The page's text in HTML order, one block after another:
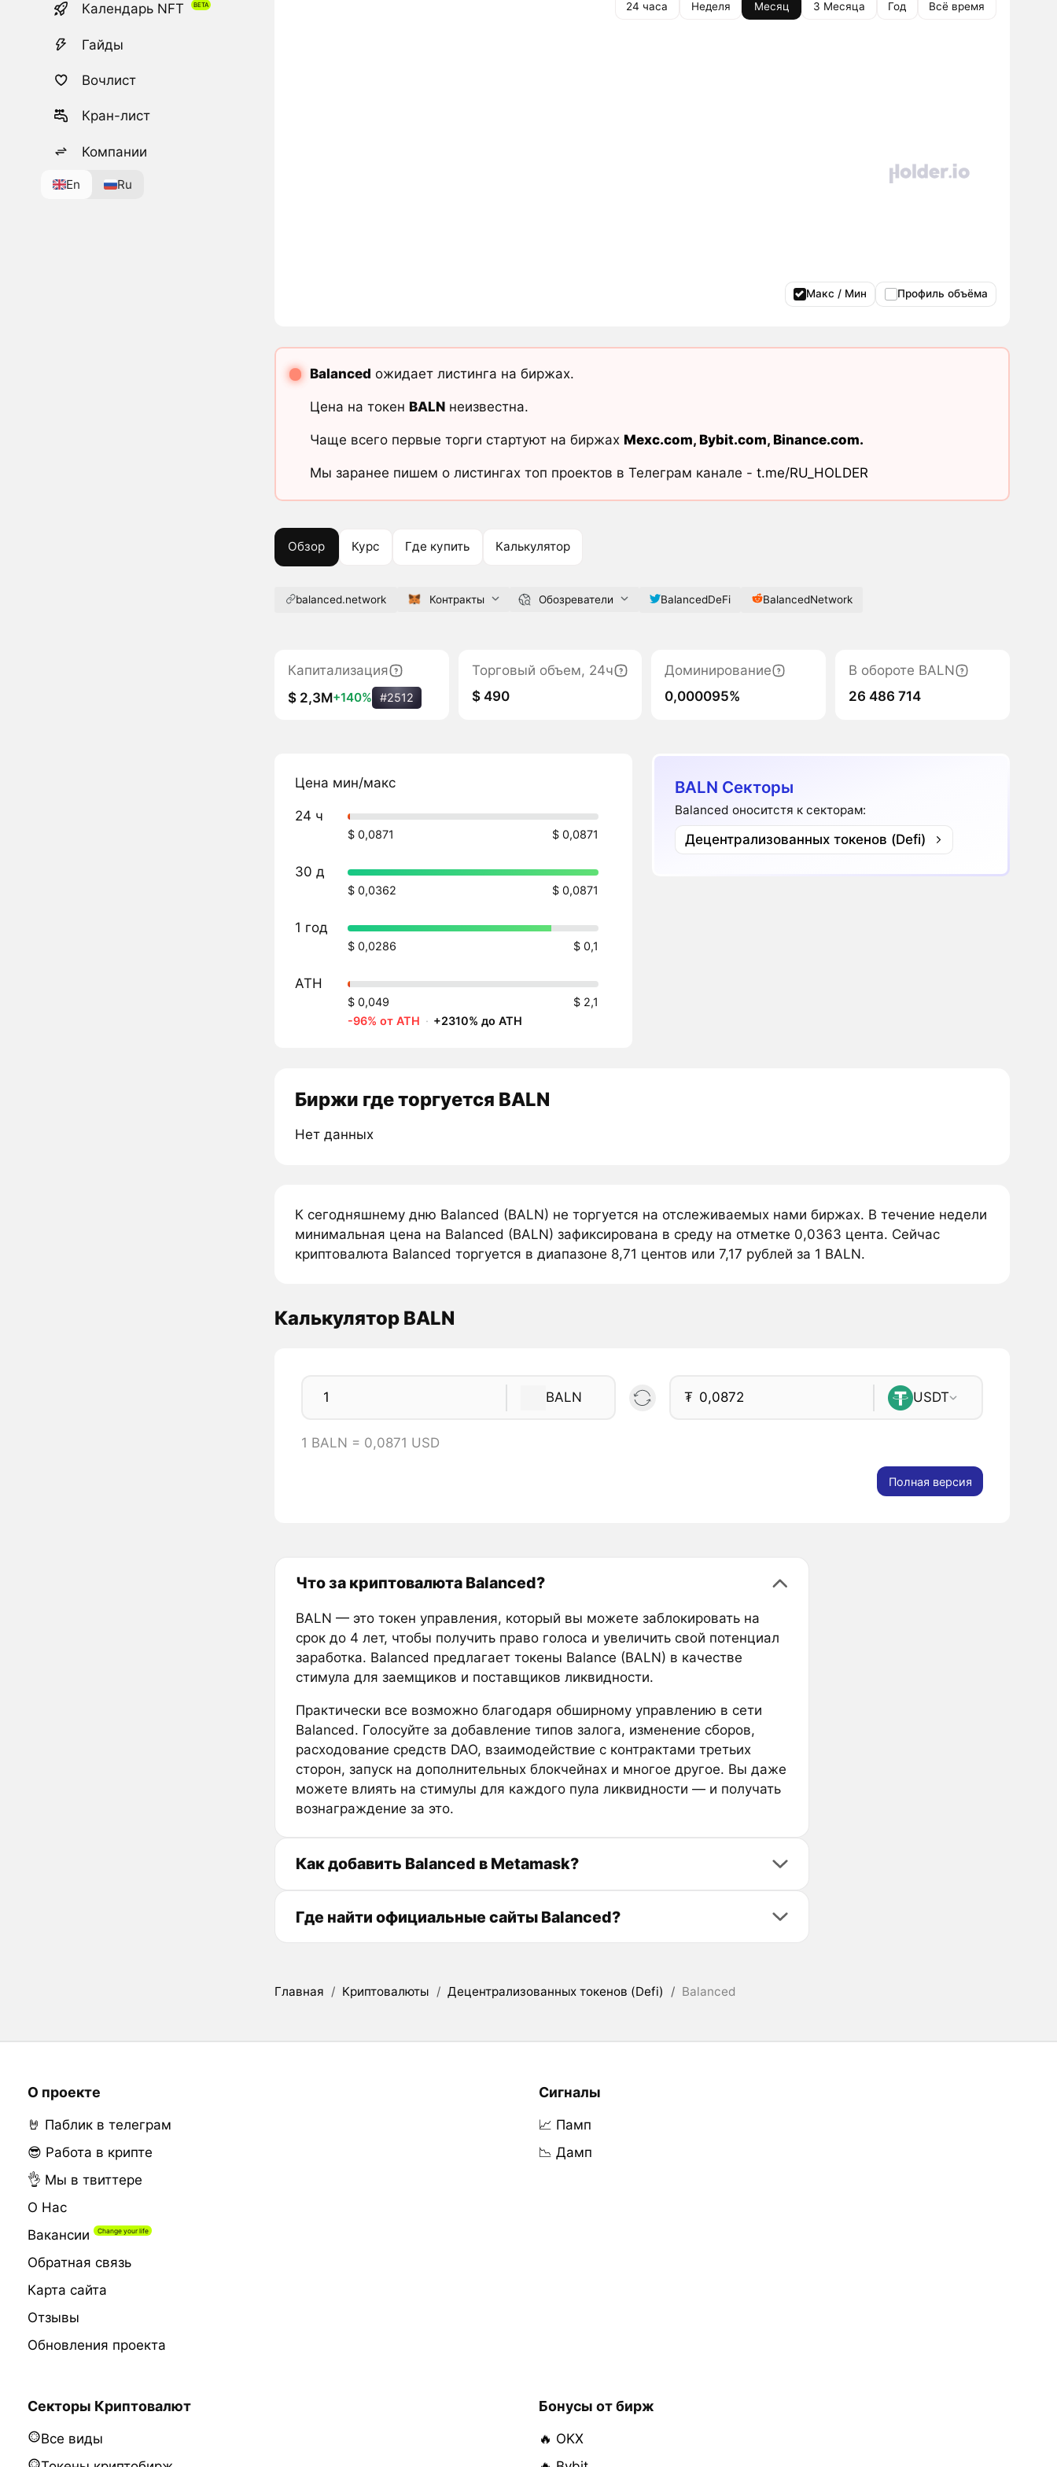
Календарь NFT
Гайды
Вочлист
Кран-лист
Компании
En Ru
24 часа Неделя Месяц 3 Месяца Год Всё время
Макс / Мин Профиль объёма
Balanced ожидает листинга на биржах.
Цена на токен BALNнеизвестна.
Чаще всего первые торги стартуют на биржах Mexc.com, Bybit.com, Binance.com.
Мы заранее пишем о листингах топ проектов в Телеграм канале - t.me/RU_HOLDER
Обзор Курс Где купить Калькулятор
balanced.network Контракты Обозреватели BalancedDeFi BalancedNetwork
Капитализация
$ 2,3M+140% #2512
Торговый объем, 24ч
$ 490
Доминирование
0,000095%
В обороте BALN
26 486 714
Цена мин/макс
24 ч
$ 0,0871 $ 0,0871
30 д
$ 0,0362 $ 0,0871
1 год
$ 0,0286 $ 0,1
ATH
$ 0,049
$ 2,1
-96% от ATH · +2310% до ATH
BALN Секторы
Balanced оноситстя к секторам:
Децентрализованных токенов (Defi)
Биржи где торгуется BALN
Нет данных
К сегодняшнему дню Balanced (BALN) не торгуется на отслеживаемых нами биржах. В течение недели
минимальная цена на Balanced (BALN) зафиксирована в среду на отметке 0,0363 цента. Сейчас
криптовалюта Balanced торгуется в диапазоне 8,71 центов или 7,17 рублей за 1 BALN.
Калькулятор BALN
BALN ₮ USDT
1 BALN = 0,0871 USD
Полная версия
Что за криптовалюта Balanced?
BALN — это токен управления, который вы можете заблокировать на
срок до 4 лет, чтобы получить право голоса и увеличить свой потенциал
заработка. Balanced предлагает токены Balance (BALN) в качестве
стимула для заемщиков и поставщиков ликвидности.
Практически все возможно благодаря обширному управлению в сети
Balanced. Голосуйте за добавление типов залога, изменение сборов,
расходование средств DAO, взаимодействие с контрактами третьих
сторон, запуск на дополнительных блокчейнах и многое другое. Вы даже
можете влиять на стимулы для каждого пула ликвидности — и получать
вознаграждение за это.
Как добавить Balanced в Metamask?
Где найти официальные сайты Balanced?
Главная / Криптовалюты / Децентрализованных токенов (Defi) / Balanced
О проекте
🤘 Паблик в телеграм
😎 Работа в крипте
👌 Мы в твиттере
О Нас
Вакансии
Обратная связь
Карта сайта
Отзывы
Обновления проекта
Сигналы
📈 Памп
📉 Дамп
Секторы Криптовалют
Все виды
Бонусы от бирж
🔥 OKX